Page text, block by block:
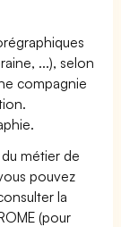
...), selon
compagnie
métier de
pouvez
la
(pour